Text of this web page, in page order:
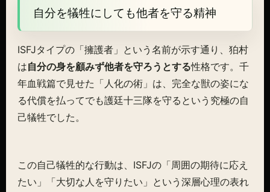
自分を犠牲にしても他者を守る精神
ISFJタイプの「擁護者」という名前が示す通り、狛村
は自分の身を顧みず他者を守ろうとする性格です。千
年血戦篇で見せた「人化の術」は、完全な獣の姿にな
る代償を払ってでも護廷十三隊を守るという究極の自
己犠牲でした。
この自己犠牲的な行動は、ISFJの「周囲の期待に応え
たい」「大切な人を守りたい」という深層心理の表れ